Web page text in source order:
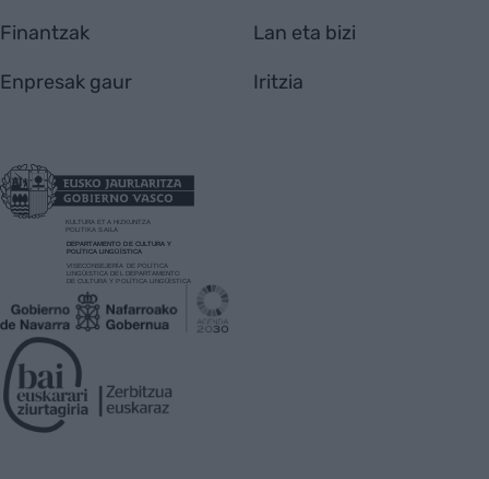
Finantzak
Enpresak gaur
Lan eta bizi
Iritzia